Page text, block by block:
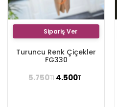
Sipariş Ver
Turuncu Renk Çiçekler
FG330
5.750TL4.500TL